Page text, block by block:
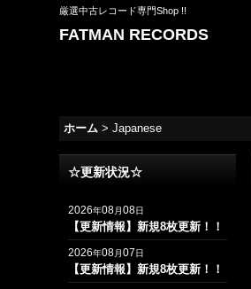
厳選中古レコード専門Shop !!
FATMAN RECORDS
ホーム > Japanese
☆更新状況☆
2026年08月08日
【更新情報】新規8枚更新！！
2026年08月07日
【更新情報】新規8枚更新！！